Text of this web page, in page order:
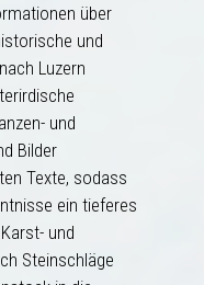
über
und
Luzern
und
Bilder
Texte, sodass
ein tieferes
und
Steinschläge